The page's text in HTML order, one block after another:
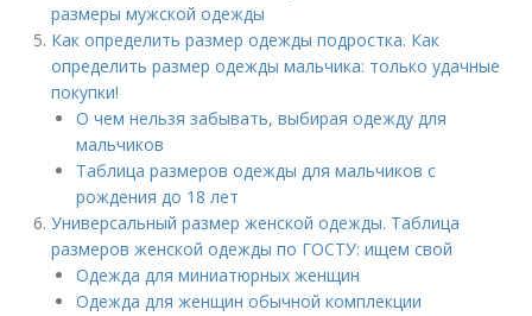
размеры мужской одежды
Как определить размер одежды подростка. Как
определить размер одежды мальчика: только удачные
покупки!
О чем нельзя забывать, выбирая одежду для
мальчиков
Таблица размеров одежды для мальчиков с
рождения до 18 лет
Универсальный размер женской одежды. Таблица
размеров женской одежды по ГОСТУ: ищем свой
Одежда для миниатюрных женщин
Одежда для женщин обычной комплекции